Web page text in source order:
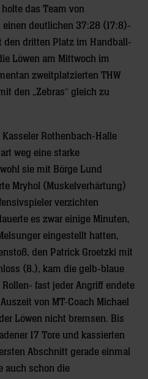
das Team von
deutlichen 37:28 (17:8)-
den dritten Platz im Handball-
Löwen am Mittwoch im
zweitplatzierten THW
den „Zebras“ gleich zu
Rothenbach-Halle
weg eine starke
sie mit Börge Lund
Mryhol (Muskelverhärtung)
verzichten
es zwar einige Minuten,
eingestellt hatten,
den Patrick Groetzki mit
(8.), kam die gelb-blaue
fast jeder Angriff endete
von MT-Coach Michael
Löwen nicht bremsen. Bis
17 Tore und kassierten
Abschnitt gerade einmal
auch schon die